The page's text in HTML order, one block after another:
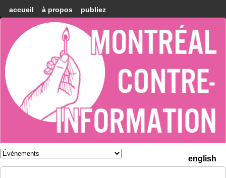
accueil à propos publiez
Montréal
Counter-
information
english